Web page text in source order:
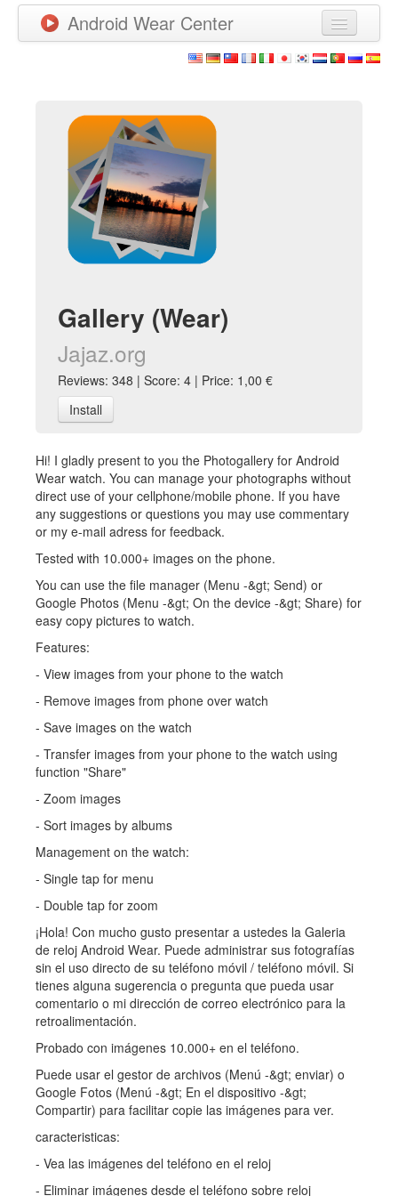
Android Wear Center
Games
New Releases
Watchfaces
Gallery (Wear)
Jajaz.org
Reviews: 348 | Score: 4 | Price: 1,00 €
Install
Hi! I gladly present to you the Photogallery for Android
Wear watch. You can manage your photographs without
direct use of your cellphone/mobile phone. If you have
any suggestions or questions you may use commentary
or my e-mail adress for feedback.
Tested with 10.000+ images on the phone.
You can use the file manager (Menu -&gt; Send) or
Google Photos (Menu -&gt; On the device -&gt; Share) for
easy copy pictures to watch.
Features:
- View images from your phone to the watch
- Remove images from phone over watch
- Save images on the watch
- Transfer images from your phone to the watch using
function "Share"
- Zoom images
- Sort images by albums
Management on the watch:
- Single tap for menu
- Double tap for zoom
¡Hola! Con mucho gusto presentar a ustedes la Galeria
de reloj Android Wear. Puede administrar sus fotografías
sin el uso directo de su teléfono móvil / teléfono móvil. Si
tienes alguna sugerencia o pregunta que pueda usar
comentario o mi dirección de correo electrónico para la
retroalimentación.
Probado con imágenes 10.000+ en el teléfono.
Puede usar el gestor de archivos (Menú -&gt; enviar) o
Google Fotos (Menú -&gt; En el dispositivo -&gt;
Compartir) para facilitar copie las imágenes para ver.
caracteristicas:
- Vea las imágenes del teléfono en el reloj
- Eliminar imágenes desde el teléfono sobre reloj